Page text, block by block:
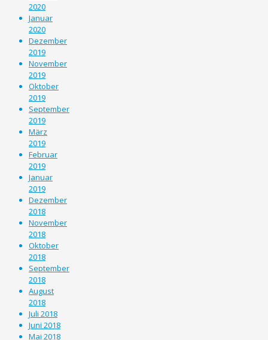
2020
Januar
2020
Dezember
2019
November
2019
Oktober
2019
September
2019
März
2019
Februar
2019
Januar
2019
Dezember
2018
November
2018
Oktober
2018
September
2018
August
2018
Juli 2018
Juni 2018
Mai 2018